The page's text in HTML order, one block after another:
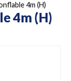
4m (H)
4m (H)